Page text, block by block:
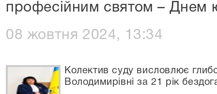
професійним святом – Днем
08 жовтня 2024, 13:34
Колектив суду висловлює
Володимирівні за 21 рік